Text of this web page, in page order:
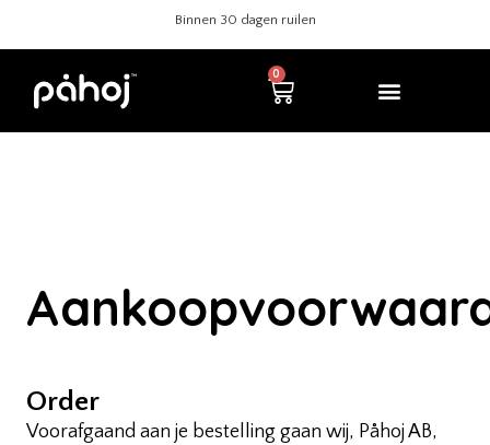
Binnen 30 dagen ruilen
Betaal veilig met iDEAL
0
Order
Voorafgaand aan je bestelling gaan wij, Påhoj AB,